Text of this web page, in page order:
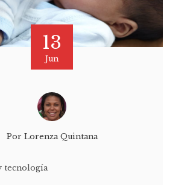
13
Jun
Por Lorenza Quintana
tecnología